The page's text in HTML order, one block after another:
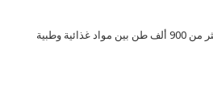
وكشفت أيضا، عن أن إجمالي المساعدات لغزة بلغت – حتى الآن- أكثر من 900 ألف طن بين مواد غذائية وطبية